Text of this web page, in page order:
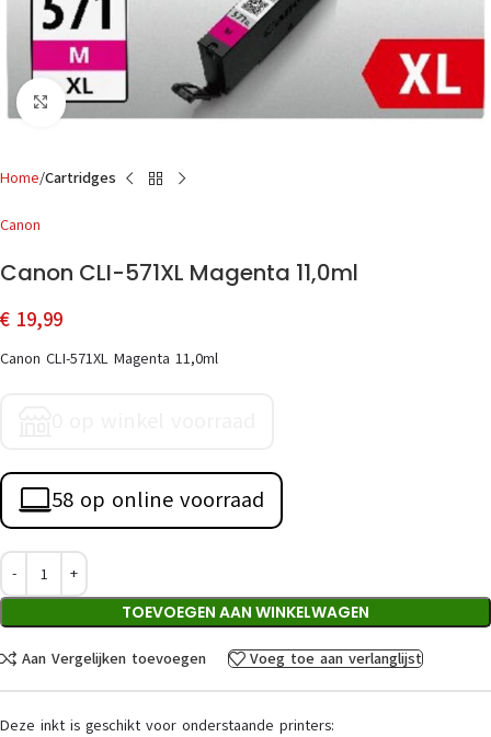
Click to enlarge
Home Cartridges
Canon
Canon CLI-571XL Magenta 11,0ml
€ 19,99
Canon CLI-571XL Magenta 11,0ml
58 op online voorraad
TOEVOEGEN AAN WINKELWAGEN
Aan Vergelijken toevoegen Voeg toe aan verlanglijst
Deze inkt is geschikt voor onderstaande printers: